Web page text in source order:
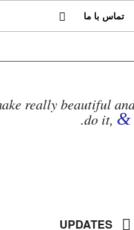
تماس با ما
really beautiful
do it, &
UPDATES